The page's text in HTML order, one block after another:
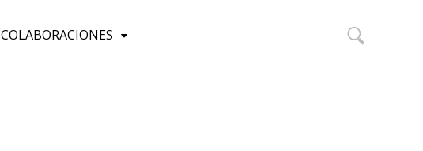
COLABORACIONES